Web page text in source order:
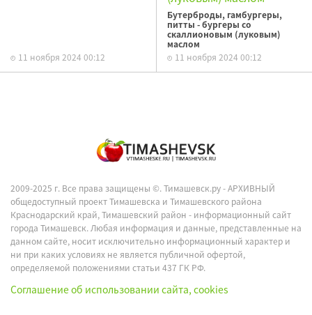
11 ноября 2024 00:12
Бутерброды, гамбургеры,
питты - бургеры со
скаллионовым (луковым)
маслом
11 ноября 2024 00:12
2009-2025 г. Все права защищены ©.Тимашевск.ру - АРХИВНЫЙ
общедоступный проект Тимашевска и Тимашевского района
Краснодарский край, Тимашевский район - информационный сайт
города Тимашевск. Любая информация и данные, представленные на
данном сайте, носит исключительно информационный характер и
ни при каких условиях не является публичной офертой,
определяемой положениями статьи 437 ГК РФ.
Соглашение об использовании сайта, cookies